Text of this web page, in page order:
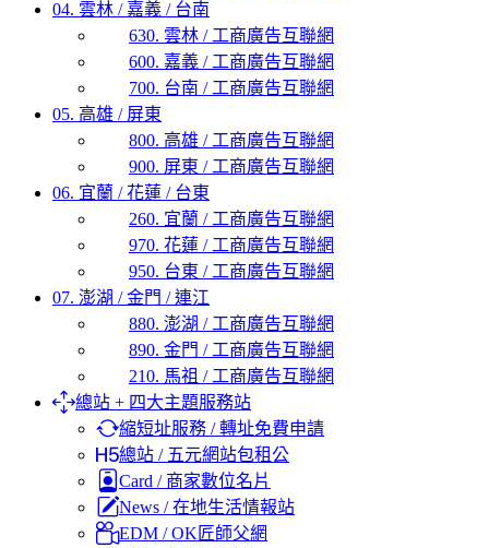
04. 雲林 / 嘉義 / 台南
630. 雲林 / 工商廣告互聯網
600. 嘉義 / 工商廣告互聯網
700. 台南 / 工商廣告互聯網
05. 高雄 / 屏東
800. 高雄 / 工商廣告互聯網
900. 屏東 / 工商廣告互聯網
06. 宜蘭 / 花蓮 / 台東
260. 宜蘭 / 工商廣告互聯網
970. 花蓮 / 工商廣告互聯網
950. 台東 / 工商廣告互聯網
07. 澎湖 / 金門 / 連江
880. 澎湖 / 工商廣告互聯網
890. 金門 / 工商廣告互聯網
210. 馬祖 / 工商廣告互聯網
總站 + 四大主題服務站
縮短址服務 / 轉址免費申請
總站 / 五元網站包租公
Card / 商家數位名片
News / 在地生活情報站
EDM / OK匠師父網